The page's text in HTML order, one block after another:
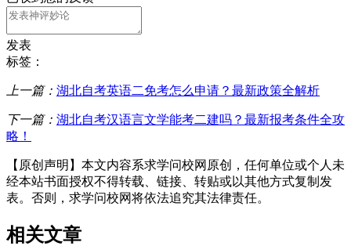
发表
标签：
上一篇： 湖北自考英语二免考怎么申请？最新政策全解析
下一篇： 湖北自考汉语言文学能考二建吗？最新报考条件全攻
略！
【原创声明】本文内容系求学问校网原创，任何单位或个人未
经本站书面授权不得转载、链接、转贴或以其他方式复制发
表。否则，求学问校网将依法追究其法律责任。
相关文章